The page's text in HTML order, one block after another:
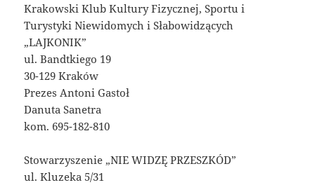
Krakowski Klub Kultury Fizycznej, Sportu i
Turystyki Niewidomych i Słabowidzących
„LAJKONIK”
ul. Bandtkiego 19
30-129 Kraków
Prezes Antoni Gastoł
Danuta Sanetra
kom. 695-182-810
Stowarzyszenie „NIE WIDZĘ PRZESZKÓD”
ul. Kluzeka 5/31